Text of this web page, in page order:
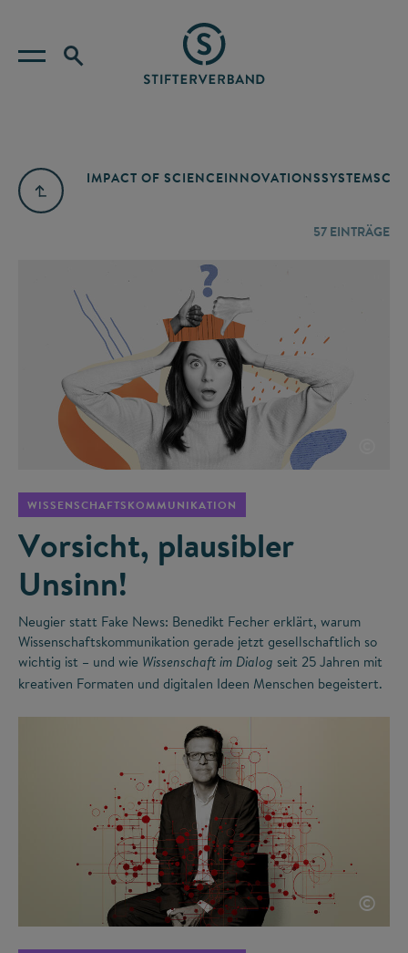
IMPACT OF SCIENCEINNOVATIONSSYSTEM
57 EINTRÄGE
WISSENSCHAFTSKOMMUNIKATION
Vorsicht, plausibler
Unsinn!
Neugier statt Fake News: Benedikt Fecher erklärt, warum
Wissenschaftskommunikation gerade jetzt gesellschaftlich so
wichtig ist – und wie Wissenschaft im Dialog seit 25 Jahren mit
kreativen Formaten und digitalen Ideen Menschen begeistert.
©